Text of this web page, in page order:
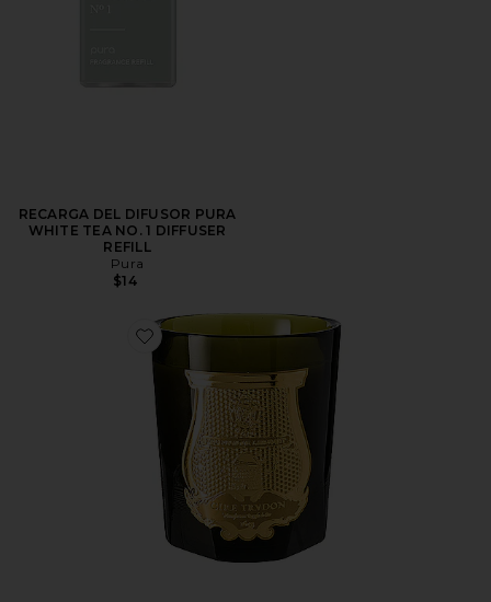
RECARGA DEL DIFUSOR PURA
WHITE TEA NO. 1 DIFFUSER
REFILL
Pura
$14
Favorite VELA